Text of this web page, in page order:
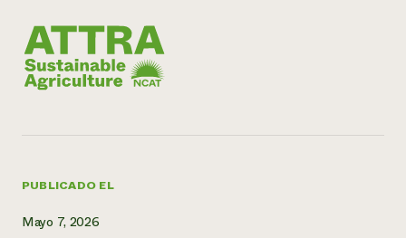
PUBLICADO EL
Mayo 7, 2026